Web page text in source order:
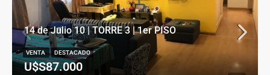
14 de Julio 10 | TORRE 3 | 1er PISO
U$S87.000
VENTA DESTACADO